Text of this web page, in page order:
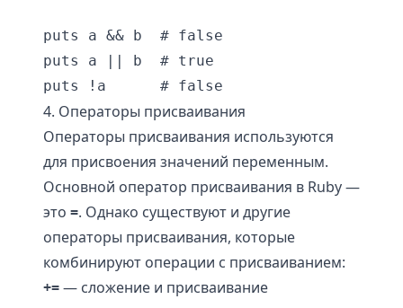
puts a && b  # false
puts a || b  # true
4. Операторы присваивания
Операторы присваивания используются
для присвоения значений переменным.
Основной оператор присваивания в Ruby —
это =. Однако существуют и другие
операторы присваивания, которые
комбинируют операции с присваиванием:
+=— сложение и присваивание